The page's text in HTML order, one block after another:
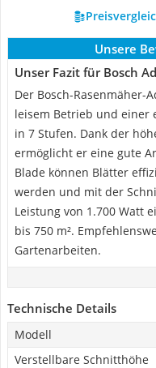
Unsere
Unser Fazit für Bosch
Der Bosch-Rasenmäher-
leisem Betrieb und einer
in 7 Stufen. Dank der
ermöglicht er eine gute
Blade können Blätter
werden und mit der
Leistung von 1.700 Watt
bis 750 m².
Gartenarbeiten.
Technische Details
Modell
Verstellbare Schnitthöhe